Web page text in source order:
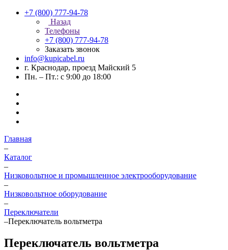
+7 (800) 777-94-78
Назад
Телефоны
+7 (800) 777-94-78
Заказать звонок
info@kupicabel.ru
г. Краснодар, проезд Майский 5
Пн. – Пт.: с 9:00 до 18:00
Главная
–
Каталог
–
Низковольтное и промышленное электрооборудование
–
Низковольтное оборудование
–
Переключатели
–Переключатель вольтметра
Переключатель вольтметра